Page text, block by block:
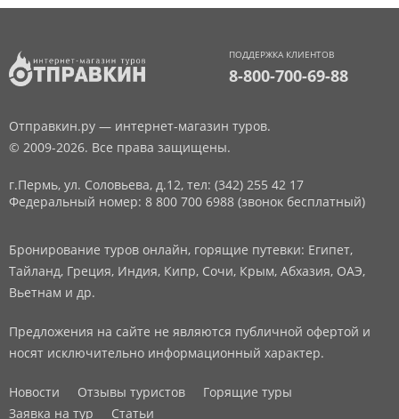
ПОДДЕРЖКА КЛИЕНТОВ
8-800-700-69-88
Отправкин.ру — интернет-магазин туров.
© 2009-2026. Все права защищены.
г.Пермь, ул. Соловьева, д.12, тел: (342) 255 42 17
Федеральный номер: 8 800 700 6988 (звонок бесплатный)
Бронирование туров онлайн, горящие путевки: Египет,
Тайланд, Греция, Индия, Кипр, Сочи, Крым, Абхазия, ОАЭ,
Вьетнам и др.
Предложения на сайте не являются публичной офертой и
носят исключительно информационный характер.
Новости Отзывы туристов
Горящие туры
Заявка на тур
Статьи